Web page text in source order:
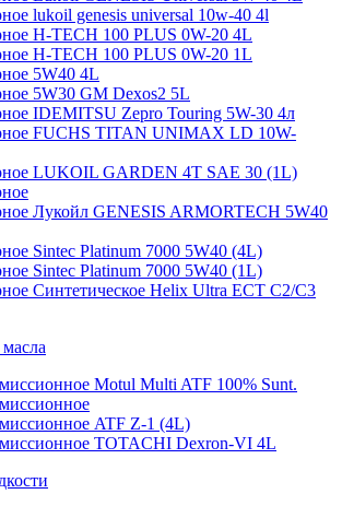
lukoil genesis universal 10w-40 4l
H-TECH 100 PLUS 0W-20 4L
H-TECH 100 PLUS 0W-20 1L
5W40 4L
5W30 GM Dexos2 5L
IDEMITSU Zepro Touring 5W-30 4л
FUCHS TITAN UNIMAX LD 10W-
LUKOIL GARDEN 4Т SAE 30 (1L)
Лукойл GENESIS ARMORTECH 5W40
Sintec Platinum 7000 5W40 (4L)
Sintec Platinum 7000 5W40 (1L)
Синтетическое Helix Ultra ECT C2/C3
Motul Multi ATF 100% Sunt.
ATF Z-1 (4L)
TOTACHI Dexron-VI 4L